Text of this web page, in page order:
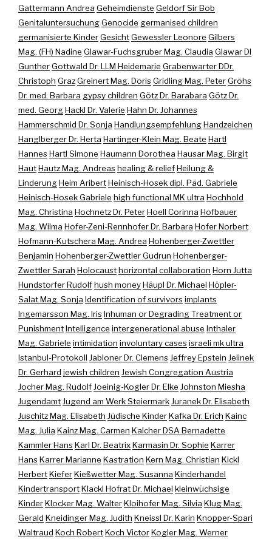
Gattermann Andrea Geheimdienste Geldorf Sir Bob
GenitaluntersuchungGenocide germanised children
germanisierte KinderGesichtGewessler Leonore Gilbers
Mag. (FH) Nadine Glawar-Fuchsgruber Mag. Claudia Glawar DI
GuntherGottwald Dr. LLM Heidemarie Grabenwarter DDr.
Christoph GrazGreinert Mag. DorisGridling Mag. PeterGröhs
Dr. med. Barbara gypsy children Götz Dr. Barabara Götz Dr.
med. GeorgHackl Dr. Valerie Hahn Dr. Johannes
Hammerschmid Dr. Sonja HandlungsempfehlungHandzeichen
Hanglberger Dr. Herta Hartinger-Klein Mag. Beate Hartl
HannesHartl Simone Haumann Dorothea Hausar Mag. Birgit
HautHautz Mag. Andreashealing & reliefHeilung &
LinderungHeim AribertHeinisch-Hosek dipl. Päd. Gabriele
Heinisch-Hosek Gabriele high functional MK ultra Hochhold
Mag. Christina Hochnetz Dr. PeterHoell Corinna Hofbauer
Mag. Wilma Hofer-Zeni-Rennhofer Dr. Barbara Hofer Norbert
Hofmann-Kutschera Mag. Andrea Hohenberger-Zwettler
Benjamin Hohenberger-Zwettler Gudrun Hohenberger-
Zwettler Sarah Holocausthorizontal collaboration Horn Jutta
Hundstorfer Rudolfhush moneyHäupl Dr. Michael Höpler-
Salat Mag. Sonja Identification of survivorsimplants
Ingemarsson Mag. IrisInhuman or Degrading Treatment or
PunishmentIntelligence intergenerational abuse Inthaler
Mag. Gabriele intimidation involuntary casesisraeli mk ultra
Istanbul-Protokoll Jabloner Dr. Clemens Jeffrey Epstein Jelinek
Dr. Gerhard jewish children Jewish Congregation Austria
Jocher Mag. Rudolf Joeinig-Kogler Dr. Elke Johnston Miesha
Jugendamt Jugend am Werk Steiermark Juranek Dr. Elisabeth
Juschitz Mag. Elisabeth Jüdische KinderKafka Dr. Erich Kainc
Mag. Julia Kainz Mag. Carmen Kalcher DSA Bernadette
Kammler HansKarl Dr. BeatrixKarmasin Dr. Sophie Karrer
HansKarrer Marianne Kastration Kern Mag. Christian Kickl
HerbertKieferKießwetter Mag. Susanna Kinderhandel
KindertransportKlackl Hofrat Dr. Michael kleinwüchsige
KinderKlocker Mag. WalterKloihofer Mag. Silvia Klug Mag.
Gerald Kneidinger Mag. Judith Kneissl Dr. Karin Knopper-Spari
Waltraud Koch RobertKoch VictorKogler Mag. Werner